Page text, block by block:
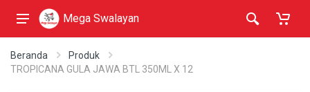
Mega Swalayan
Beranda
Produk
TROPICANA GULA JAWA BTL 350ML X 12